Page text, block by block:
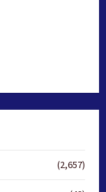
(2,657)